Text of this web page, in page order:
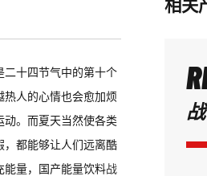
二十四节气中的第十个
人的心情也会愈加烦
动。而夏天当然使各类
，都能够让人们远离酷
能量，国产能量饮料战
相关